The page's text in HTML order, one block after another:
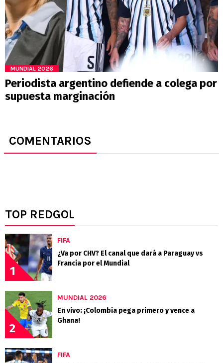
MUNDIAL 2026
Periodista argentino defiende a colega por
supuesta marginación
COMENTARIOS
TOP REDGOL
1
FIFA
¿Va por CHV? El canal que dará a Paraguay vs
Francia por el Mundial
2
MUNDIAL 2026
En vivo: ¡Colombia pega primero y vence a
Ghana!
FIFA